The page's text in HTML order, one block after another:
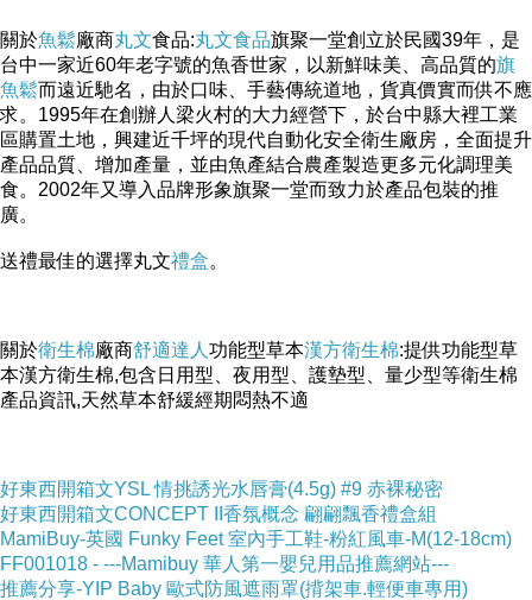
關於魚鬆廠商丸文食品:丸文食品旗聚一堂創立於民國39年，是
台中一家近60年老字號的魚香世家，以新鮮味美、高品質的旗
魚鬆而遠近馳名，由於口味、手藝傳統道地，貨真價實而供不應
求。1995年在創辦人梁火村的大力經營下，於台中縣大裡工業
區購置土地，興建近千坪的現代自動化安全衛生廠房，全面提升
產品品質、增加產量，並由魚產結合農產製造更多元化調理美
食。2002年又導入品牌形象旗聚一堂而致力於產品包裝的推
廣。
送禮最佳的選擇丸文禮盒。
關於衛生棉廠商舒適達人 功能型草本漢方衛生棉:提供功能型草
本漢方衛生棉,包含日用型、夜用型、護墊型、量少型等衛生棉
產品資訊,天然草本舒緩經期悶熱不適
好東西開箱文YSL 情挑誘光水唇膏(4.5g) #9 赤裸秘密
好東西開箱文CONCEPT II香氛概念 翩翩飄香禮盒組
MamiBuy-英國 Funky Feet 室內手工鞋-粉紅風車-M(12-18cm)
FF001018 - ---Mamibuy 華人第一嬰兒用品推薦網站---
推薦分享-YIP Baby 歐式防風遮雨罩(揹架車.輕便車專用)